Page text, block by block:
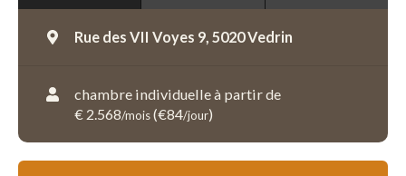
Rue des VII Voyes 9, 5020 Vedrin
chambre individuelle à partir de
€ 2.568/mois(€84/jour)